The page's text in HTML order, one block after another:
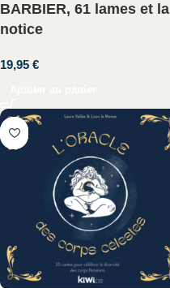
BARBIER, 61 lames et la
notice
19,95 €